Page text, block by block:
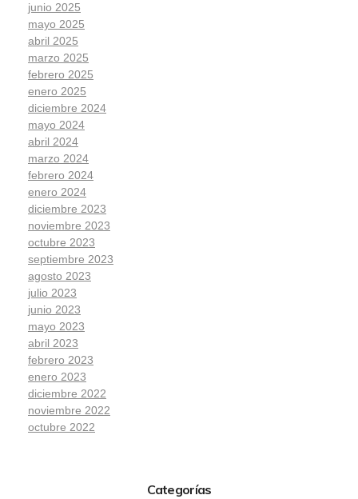
junio 2025
mayo 2025
abril 2025
marzo 2025
febrero 2025
enero 2025
diciembre 2024
mayo 2024
abril 2024
marzo 2024
febrero 2024
enero 2024
diciembre 2023
noviembre 2023
octubre 2023
septiembre 2023
agosto 2023
julio 2023
junio 2023
mayo 2023
abril 2023
febrero 2023
enero 2023
diciembre 2022
noviembre 2022
octubre 2022
Categorías